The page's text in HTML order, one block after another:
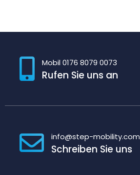
Mobil 0176 8079 0073
Rufen Sie uns an
info@step-mobility.com
Schreiben Sie uns